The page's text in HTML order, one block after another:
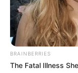
BRAINBERRIES
The Fatal Illness